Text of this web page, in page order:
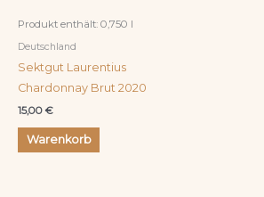
Produkt enthält: 0,750 l
Deutschland
Sektgut Laurentius
Chardonnay Brut 2020
15,00€
Warenkorb